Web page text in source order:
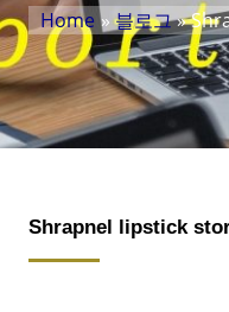
Home »블로그»
Shrapnel lipstick